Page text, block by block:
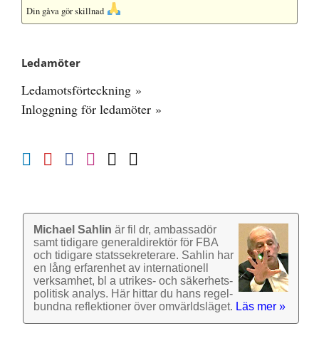
Din gåva gör skillnad
Ledamöter
Ledamotsförteckning »
Inloggning för ledamöter »
Michael Sahlin är fil dr, ambassadör
samt tidigare general­direktör för FBA
och tidigare stats­sekre­terare. Sahlin har
en lång erfarenhet av inter­nationell
verk­samhet, bl a utrikes- och säkerhets­
politisk analys. Här hittar du hans regel­
bundna reflek­tioner över omvärlds­läget. Läs mer »